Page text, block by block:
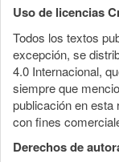
Uso de licencias
Todos los textos
excepción, se
4.0 Internacional,
siempre que
publicación en esta
con fines
Derechos de